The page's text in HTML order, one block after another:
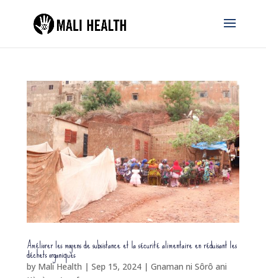
Améliorer les moyens de subsistance et la sécurité alimentaire en réduisant les
déchets organiques
by Mali Health | Sep 15, 2024| Gnaman ni Sôrô ani